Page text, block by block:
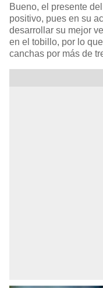
Bueno, el presente
positivo, pues en su
desarrollar su mejor
en el tobillo, por lo
canchas por más de